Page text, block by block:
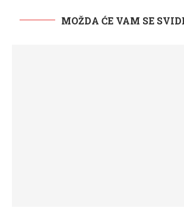
MOŽDA ĆE VAM SE